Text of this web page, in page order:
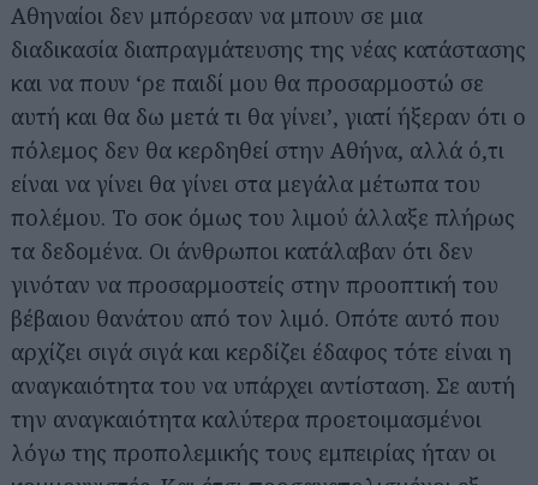
Αθηναίοι δεν μπόρεσαν να μπουν σε μια
διαδικασία διαπραγμάτευσης της νέας κατάστασης
και να πουν ‘ρε παιδί μου θα προσαρμοστώ σε
αυτή και θα δω μετά τι θα γίνει’, γιατί ήξεραν ότι ο
πόλεμος δεν θα κερδηθεί στην Αθήνα, αλλά ό,τι
είναι να γίνει θα γίνει στα μεγάλα μέτωπα του
πολέμου. Το σοκ όμως του λιμού άλλαξε πλήρως
τα δεδομένα. Οι άνθρωποι κατάλαβαν ότι δεν
γινόταν να προσαρμοστείς στην προοπτική του
βέβαιου θανάτου από τον λιμό. Οπότε αυτό που
αρχίζει σιγά σιγά και κερδίζει έδαφος τότε είναι η
αναγκαιότητα του να υπάρχει αντίσταση. Σε αυτή
την αναγκαιότητα καλύτερα προετοιμασμένοι
λόγω της προπολεμικής τους εμπειρίας ήταν οι